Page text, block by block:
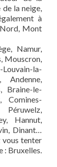
la neige,
à
Mont
Namur,
Mouscron,
la-
Braine-le-
Comines-
Hannut,
Dinant…
vous tenter
: Bruxelles.